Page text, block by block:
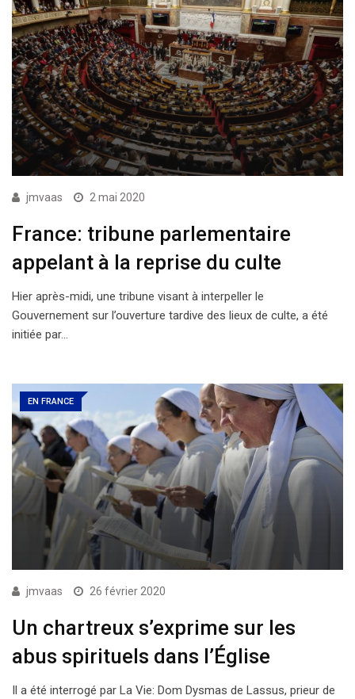
jmvaas 2 mai 2020
France: tribune parlementaire
appelant à la reprise du culte
Hier après-midi, une tribune visant à interpeller le
Gouvernement sur l’ouverture tardive des lieux de culte, a été
initiée par…
EN FRANCE
jmvaas 26 février 2020
Un chartreux s’exprime sur les
abus spirituels dans l’Église
Il a été interrogé par La Vie: Dom Dysmas de Lassus, prieur de